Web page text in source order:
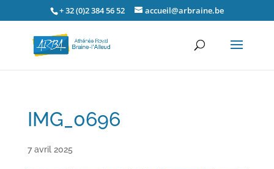
+ 32 (0)2 384 56 52 accueil@arbraine.be
IMG_0696
7 avril 2025